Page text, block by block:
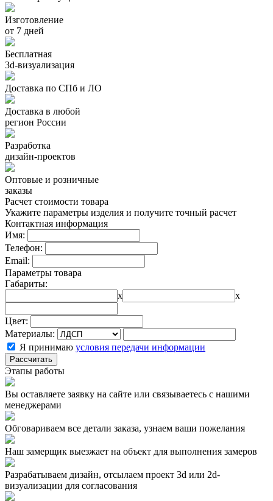
Изготовление
от 7 дней
Бесплатная
3d-визуализация
Доставка по СПб и ЛО
Доставка в любой
регион России
Разработка
дизайн-проектов
Оптовые и розничные
заказы
Расчет стоимости товара
Укажите параметры изделия и получите точный расчет
Контактная информация
Имя:
Телефон:
Email:
Параметры товара
Габариты:
x
x
Цвет:
Материалы:
Я принимаю условия передачи информации
Рассчитать
Этапы работы
Вы оставляете заявку на сайте или связываетесь с нашими
менеджерами
Обговариваем все детали заказа, узнаем ваши пожелания
Наш замерщик выезжает на объект для выполнения замеров
Разрабатываем дизайн, отсылаем проект 3d или 2d-
визуализации для согласования